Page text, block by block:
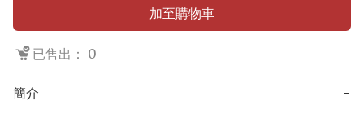
加至購物車
已售出： 0
簡介 −